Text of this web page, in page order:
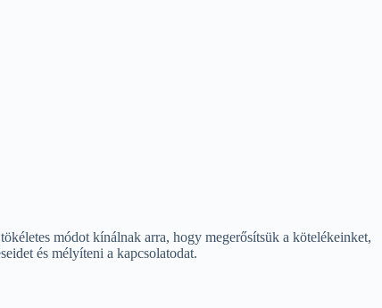
tökéletes módot kínálnak arra, hogy megerősítsük a kötelékeinket,
és mélyíteni a kapcsolatodat.